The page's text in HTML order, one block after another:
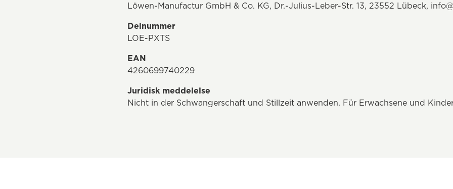
Löwen-Manufactur GmbH & Co. KG, Dr.-Julius-Leber-Str. 13, 23552 Lübeck,
Delnummer
LOE-PXTS
EAN
4260699740229
Juridisk meddelelse
Nicht in der Schwangerschaft und Stillzeit anwenden. Für Erwachsene und